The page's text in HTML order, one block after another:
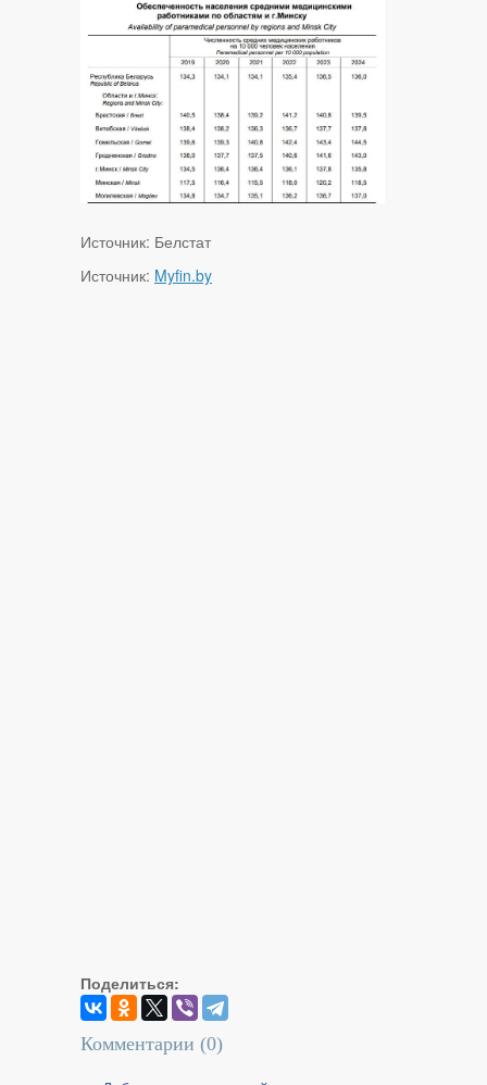
Источник: Белстат
Источник: Myfin.by
Поделиться:
Комментарии (0)